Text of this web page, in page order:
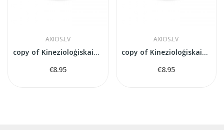
AXIOS.LV
copy of Kinezioloģiskais teips 5см x 5м
€8.95
AXIOS.LV
copy of Kinezioloģiskais teips 5см x 5м
€8.95